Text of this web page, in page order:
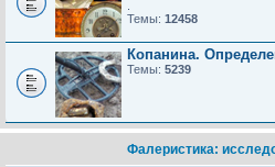
Темы: 12458
Копанина.
Темы: 5239
Фалеристика: